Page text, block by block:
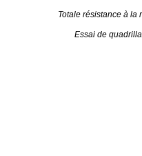
Totale résistance à la
Essai de